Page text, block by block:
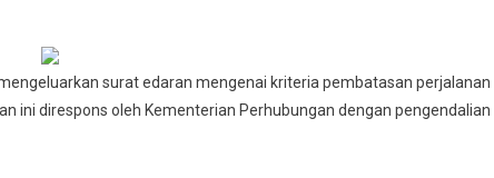
surat edaran mengenai kriteria pembatasan perjalanan
ini direspons oleh Kementerian Perhubungan dengan pengendalian